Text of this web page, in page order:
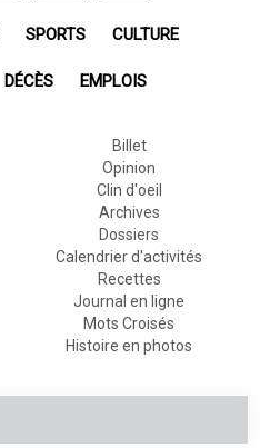
SPORTS CULTURE
DÉCÈS EMPLOIS
Billet
Opinion
Clin d'oeil
Archives
Dossiers
Calendrier d'activités
Recettes
Journal en ligne
Mots Croisés
Histoire en photos